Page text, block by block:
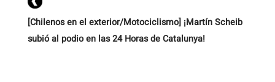
[Chilenos en el exterior/Motociclismo] ¡Martín Scheib
subió al podio en las 24 Horas de Catalunya!